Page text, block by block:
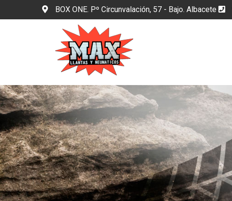
BOX ONE. Pº Circunvalación, 57 - Bajo. Albacete